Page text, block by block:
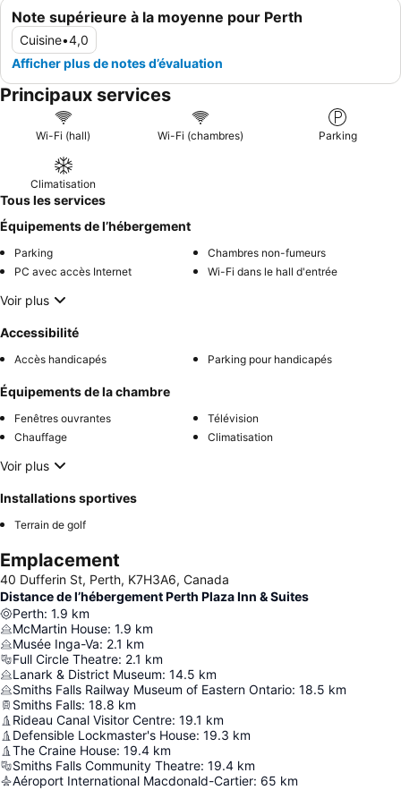
Note supérieure à la moyenne pour Perth
Cuisine•4,0
Afficher plus de notes d’évaluation
Principaux services
Wi-Fi (hall) Wi-Fi (chambres) Parking
Climatisation
Tous les services
Équipements de l’hébergement
Parking
Chambres non-fumeurs
PC avec accès Internet
Wi-Fi dans le hall d'entrée
Voir plus
Accessibilité
Accès handicapés Parking pour handicapés
Équipements de la chambre
Fenêtres ouvrantes
Télévision
Chauffage
Climatisation
Voir plus
Installations sportives
Terrain de golf
Emplacement
40 Dufferin St, Perth, K7H3A6, Canada
Distance de l’hébergement Perth Plaza Inn & Suites
Perth: 1.9 km
McMartin House: 1.9 km
Musée Inga-Va: 2.1 km
Full Circle Theatre: 2.1 km
Lanark & District Museum: 14.5 km
Smiths Falls Railway Museum of Eastern Ontario: 18.5 km
Smiths Falls: 18.8 km
Rideau Canal Visitor Centre: 19.1 km
Defensible Lockmaster's House: 19.3 km
The Craine House: 19.4 km
Smiths Falls Community Theatre: 19.4 km
Aéroport International Macdonald-Cartier: 65 km